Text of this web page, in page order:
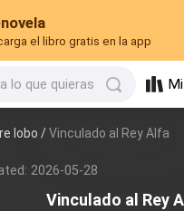
el libro gratis en la app
lo que quieras
lobo /Vinculado al Rey Alfa
2026-05-28
Vinculado al Rey